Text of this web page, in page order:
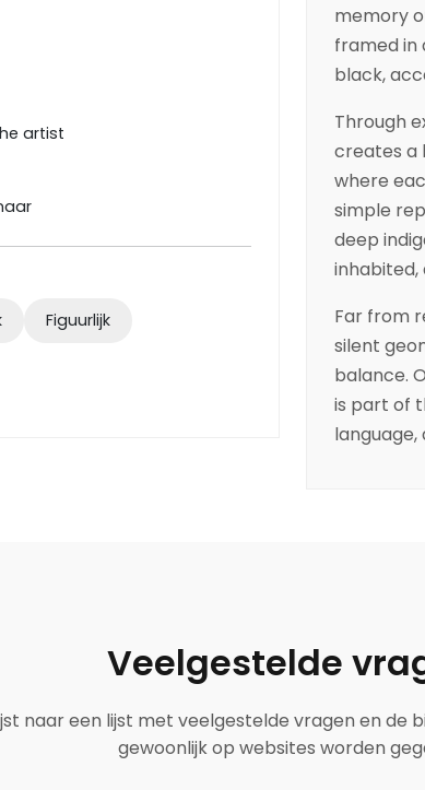
artist
Figuurlijk
memory
framed in
black,
Through
creates a
where
simple
deep
Far from
silent
balance.
is part of
Veelgestelde
naar een lijst met veelgestelde vragen en de
gewoonlijk op websites worden